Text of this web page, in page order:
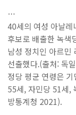
…
40세의 여성 아날
후보로 배출한 녹색
남성 정치인 아르민
선출했다.(출처: 독
정당 평균 연령은
55세, 자민당 51세,
방통계청 2021).